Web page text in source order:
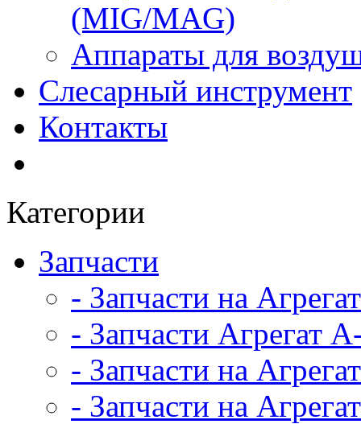
(MIG/MAG)
Аппараты для
Слесарный инструмент
Контакты
Категории
Запчасти
- Запчасти на
- Запчасти Агрегат
- Запчасти на
- Запчасти на